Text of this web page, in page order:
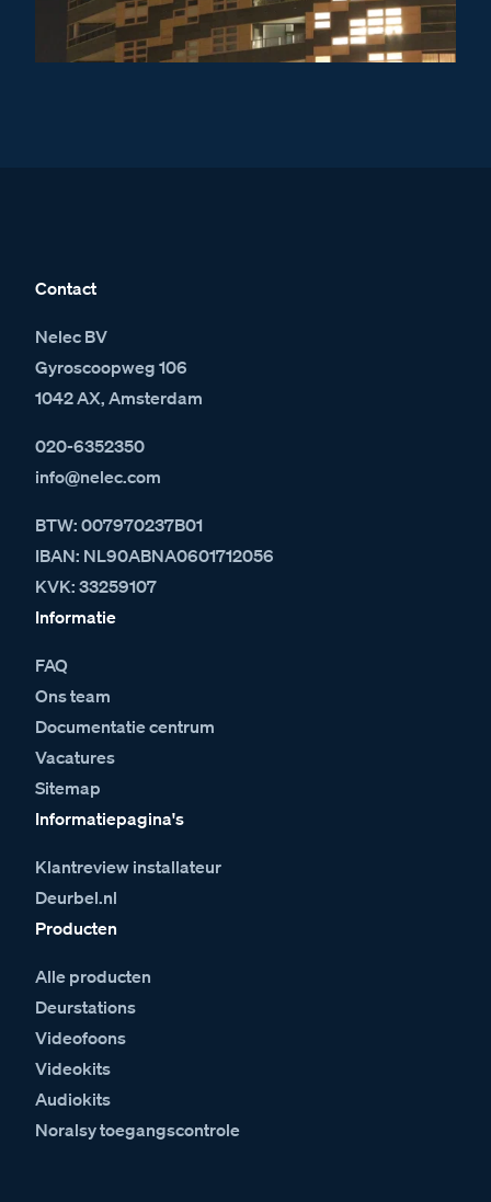
Contact
Nelec BV
Gyroscoopweg 106
1042 AX, Amsterdam
020-6352350
info@nelec.com
BTW: 007970237B01
IBAN: NL90ABNA0601712056
KVK: 33259107
Informatie
FAQ
Ons team
Documentatie centrum
Vacatures
Sitemap
Informatiepagina's
Klantreview installateur
Deurbel.nl
Producten
Alle producten
Deurstations
Videofoons
Videokits
Audiokits
Noralsy toegangscontrole